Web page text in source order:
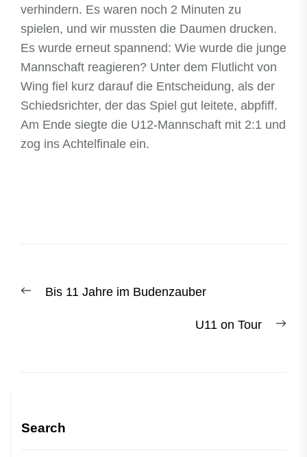
verhindern. Es waren noch 2 Minuten zu
spielen, und wir mussten die Daumen drucken.
Es wurde erneut spannend: Wie wurde die junge
Mannschaft reagieren? Unter dem Flutlicht von
Wing fiel kurz darauf die Entscheidung, als der
Schiedsrichter, der das Spiel gut leitete, abpfiff.
Am Ende siegte die U12-Mannschaft mit 2:1 und
zog ins Achtelfinale ein.
navigation
PreviousBis 11 Jahre im Budenzauber
U11 on Tour
Search